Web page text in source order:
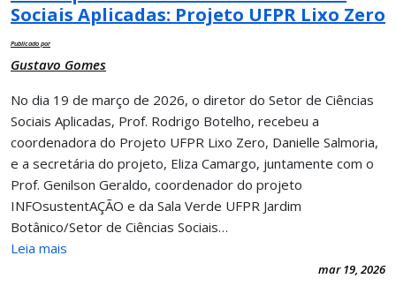
Sociais Aplicadas: Projeto UFPR Lixo Zero
Publicado por
Gustavo Gomes
No dia 19 de março de 2026, o diretor do Setor de Ciências
Sociais Aplicadas, Prof. Rodrigo Botelho, recebeu a
coordenadora do Projeto UFPR Lixo Zero, Danielle Salmoria,
e a secretária do projeto, Eliza Camargo, juntamente com o
Prof. Genilson Geraldo, coordenador do projeto
INFOsustentAÇÃO e da Sala Verde UFPR Jardim
Botânico/Setor de Ciências Sociais…
Leia mais
mar 19, 2026